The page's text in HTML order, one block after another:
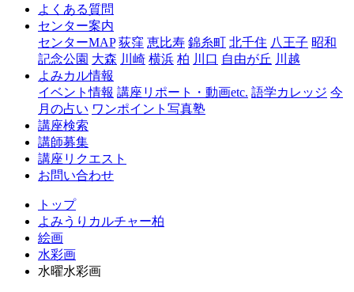
よくある質問
センター案内
センターMAP 荻窪 恵比寿 錦糸町 北千住 八王子 昭和
記念公園 大森 川崎 横浜 柏 川口 自由が丘 川越
よみカル情報
イベント情報 講座リポート・動画etc. 語学カレッジ 今
月の占い ワンポイント写真塾
講座検索
講師募集
講座リクエスト
お問い合わせ
トップ
よみうりカルチャー柏
絵画
水彩画
水曜水彩画